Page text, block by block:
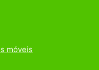
móveis